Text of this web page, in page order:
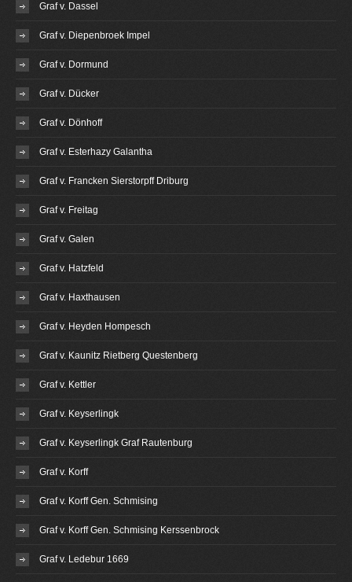
Graf v. Dassel
Graf v. Diepenbroek Impel
Graf v. Dormund
Graf v. Dücker
Graf v. Dönhoff
Graf v. Esterhazy Galantha
Graf v. Francken Sierstorpff Driburg
Graf v. Freitag
Graf v. Galen
Graf v. Hatzfeld
Graf v. Haxthausen
Graf v. Heyden Hompesch
Graf v. Kaunitz Rietberg Questenberg
Graf v. Kettler
Graf v. Keyserlingk
Graf v. Keyserlingk Graf Rautenburg
Graf v. Korff
Graf v. Korff Gen. Schmising
Graf v. Korff Gen. Schmising Kerssenbrock
Graf v. Ledebur 1669